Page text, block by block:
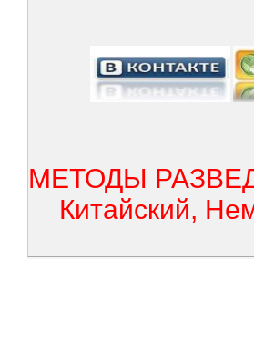
МЕТОДЫ
Китайский,